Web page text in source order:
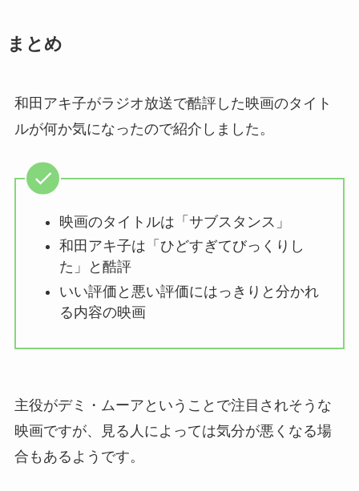
まとめ
和田アキ子がラジオ放送で酷評した映画のタイト
ルが何か気になったので紹介しました。
映画のタイトルは「サブスタンス」
和田アキ子は「ひどすぎてびっくりし
た」と酷評
いい評価と悪い評価にはっきりと分かれ
る内容の映画
主役がデミ・ムーアということで注目されそうな
映画ですが、見る人によっては気分が悪くなる場
合もあるようです。